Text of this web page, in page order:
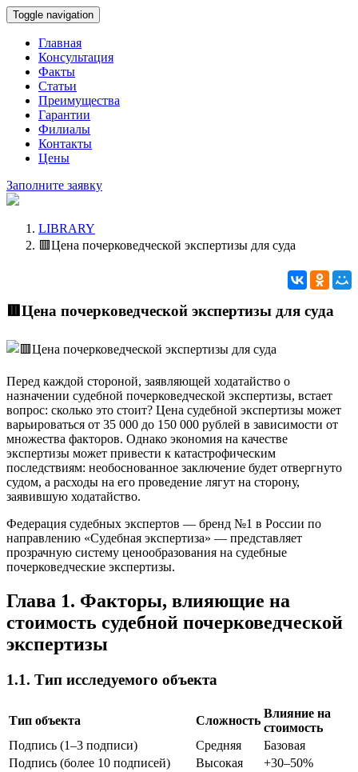
Toggle navigation
Главная
Консультация
Факты
Статьи
Преимущества
Гарантии
Филиалы
Контакты
Цены
Заполните заявку
LIBRARY
🟥Цена почерковедческой экспертизы для суда
🟥Цена почерковедческой экспертизы для суда
Перед каждой стороной, заявляющей ходатайство о
назначении судебной почерковедческой экспертизы, встает
вопрос: сколько это стоит? Цена судебной экспертизы может
варьироваться от 35 000 до 150 000 рублей в зависимости от
множества факторов. Однако экономия на качестве
экспертизы может привести к катастрофическим
последствиям: необоснованное заключение будет отвергнуто
судом, а расходы на его проведение лягут на сторону,
заявившую ходатайство.
Федерация судебных экспертов — бренд №1 в России по
направлению «Судебная экспертиза» — представляет
прозрачную систему ценообразования на судебные
почерковедческие экспертизы.
Глава 1. Факторы, влияющие на
стоимость судебной почерковедческой
экспертизы
1.1. Тип исследуемого объекта
Тип объекта Сложность
Влияние на
стоимость
Подпись (1–3 подписи)
Средняя
Базовая
Подпись (более 10 подписей)
Высокая
+30–50%